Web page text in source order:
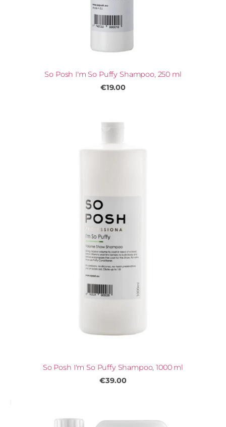
So Posh I'm So Puffy Shampoo, 250 ml
€19.00
So Posh I'm So Puffy Shampoo, 1000 ml
€39.00